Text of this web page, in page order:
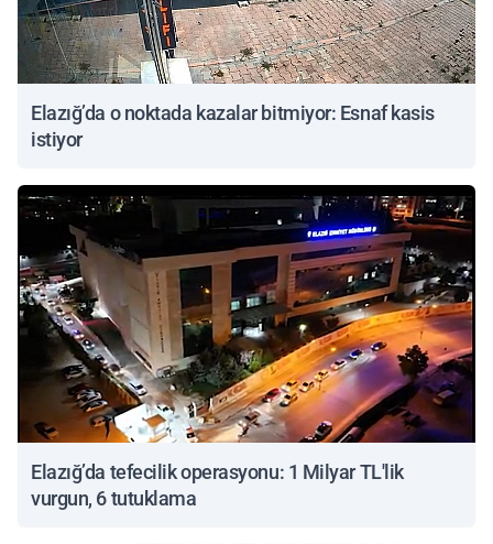
Elazığ’da o noktada kazalar bitmiyor: Esnaf kasis
istiyor
Elazığ’da tefecilik operasyonu: 1 Milyar TL'lik
vurgun, 6 tutuklama